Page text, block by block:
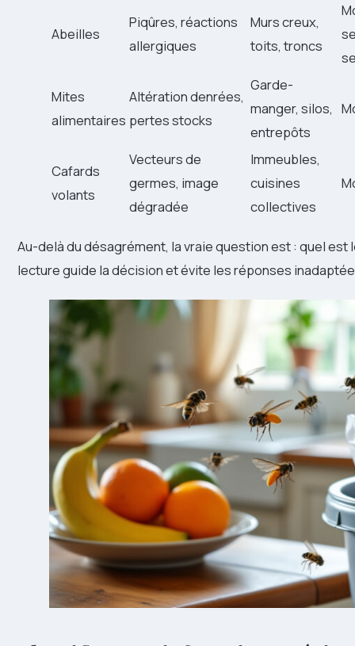
Abeilles
Piqûres, réactions
allergiques
Murs creux,
toits, troncs
Mites
alimentaires
Altération denrées,
pertes stocks
Garde-
manger, silos,
entrepôts
Cafards
volants
Vecteurs de
germes, image
dégradée
Immeubles,
cuisines
collectives
Au-delà du désagrément, la vraie question est : quel
lecture guide la décision et évite les réponses